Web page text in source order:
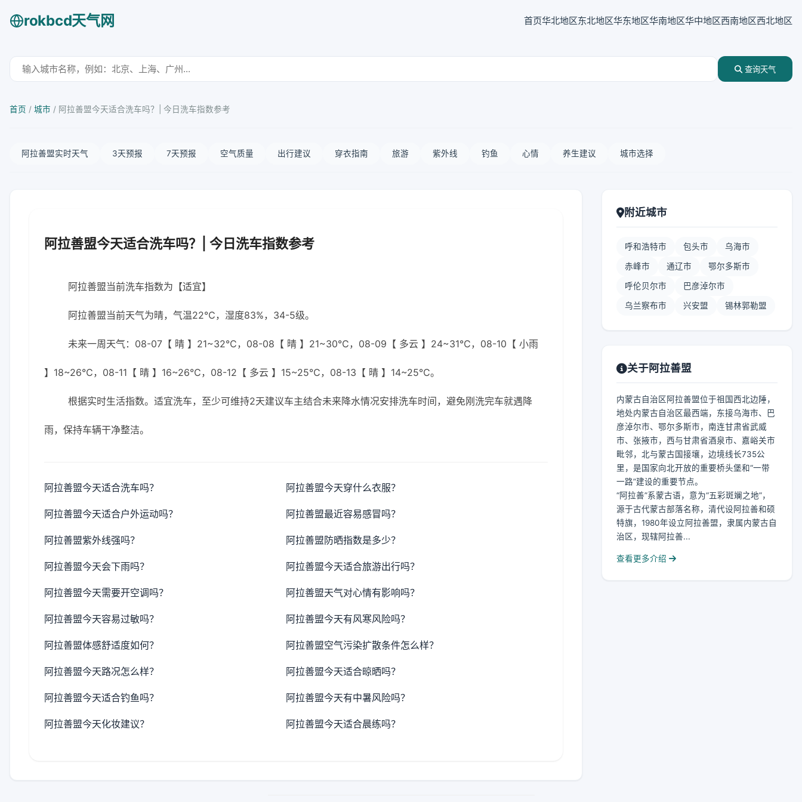
rokbcd天气网 首页华北地区东北地区华东地区华南地区华中地区西南地区西北地区
查询天气
首页 / 城市 / 阿拉善盟今天适合洗车吗？| 今日洗车指数参考
阿拉善盟实时天气 3天预报 7天预报 空气质量 出行建议 穿衣指南 旅游 紫外线 钓鱼 心情 养生建议 城市选择
阿拉善盟今天适合洗车吗？| 今日洗车指数参考
阿拉善盟当前洗车指数为【适宜】
阿拉善盟当前天气为晴，气温22℃，湿度83%，34-5级。
未来一周天气：08-07【 晴 】21~32℃，08-08【 晴 】21~30℃，08-09【 多云 】24~31℃，08-10【 小雨
】18~26℃，08-11【 晴 】16~26℃，08-12【 多云 】15~25℃，08-13【 晴 】14~25℃。
根据实时生活指数。适宜洗车，至少可维持2天建议车主结合未来降水情况安排洗车时间，避免刚洗完车就遇降
雨，保持车辆干净整洁。
阿拉善盟今天适合洗车吗？ 阿拉善盟今天穿什么衣服？
阿拉善盟今天适合户外运动吗？ 阿拉善盟最近容易感冒吗？
阿拉善盟紫外线强吗？ 阿拉善盟防晒指数是多少？
阿拉善盟今天会下雨吗？ 阿拉善盟今天适合旅游出行吗？
阿拉善盟今天需要开空调吗？ 阿拉善盟天气对心情有影响吗？
阿拉善盟今天容易过敏吗？ 阿拉善盟今天有风寒风险吗？
阿拉善盟体感舒适度如何？ 阿拉善盟空气污染扩散条件怎么样？
阿拉善盟今天路况怎么样？ 阿拉善盟今天适合晾晒吗？
阿拉善盟今天适合钓鱼吗？ 阿拉善盟今天有中暑风险吗？
阿拉善盟今天化妆建议？ 阿拉善盟今天适合晨练吗？
附近城市
呼和浩特市 包头市 乌海市
赤峰市 通辽市 鄂尔多斯市
呼伦贝尔市 巴彦淖尔市
乌兰察布市 兴安盟 锡林郭勒盟
关于阿拉善盟
内蒙古自治区阿拉善盟位于祖国西北边陲，
地处内蒙古自治区最西端，东接乌海市、巴
彦淖尔市、鄂尔多斯市，南连甘肃省武威
市、张掖市，西与甘肃省酒泉市、嘉峪关市
毗邻，北与蒙古国接壤，边境线长735公
里，是国家向北开放的重要桥头堡和“一带
一路”建设的重要节点。
“阿拉善”系蒙古语，意为“五彩斑斓之地”，
源于古代蒙古部落名称，清代设阿拉善和硕
特旗，1980年设立阿拉善盟，隶属内蒙古自
治区，现辖阿拉善...
查看更多介绍